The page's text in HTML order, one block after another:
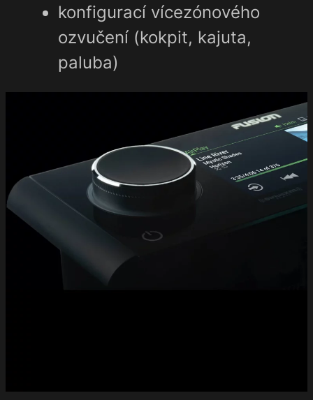
konfigurací vícezónového
ozvučení (kokpit, kajuta,
paluba)